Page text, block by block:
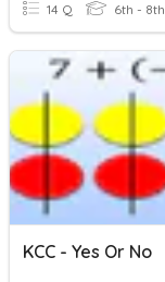
14 Q 6th - 8th
KCC - Yes Or No